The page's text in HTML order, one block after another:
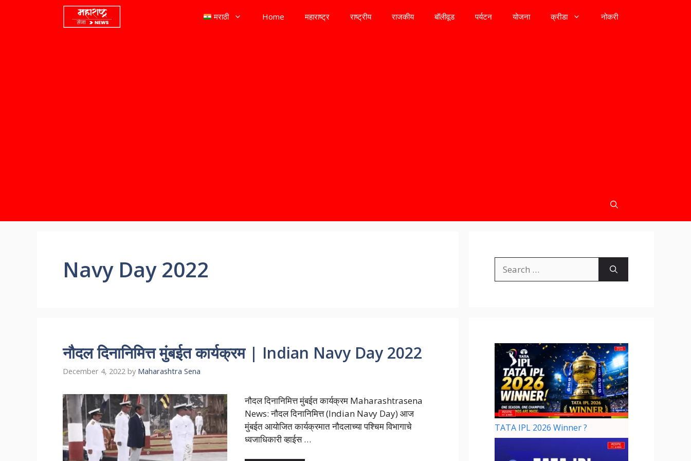
मराठी Home महाराष्ट्र राष्ट्रीय राजकीय बॉलीवूड पर्यटन योजना क्रीडा नोकरी
Navy Day 2022
नौदल दिनानिमित्त मुंबईत कार्यक्रम | Indian Navy Day 2022
December 4, 2022 by Maharashtra Sena
नौदल दिनानिमित्त मुंबईत कार्यक्रम Maharashtrasena
News: नौदल दिनानिमित्त (Indian Navy Day) आज
मुंबईत आयोजित कार्यक्रमात नौदलाच्या पश्चिम विभागाचे
ध्वजाधिकारी व्हाईस …
TATA IPL 2026 Winner ?